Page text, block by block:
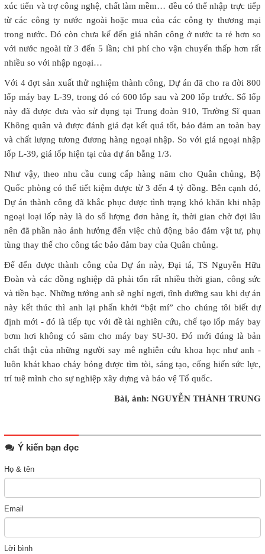
xúc tiến và trợ công nghệ, chất làm mềm… đều có thể nhập trực tiếp
từ các công ty nước ngoài hoặc mua của các công ty thương mại
trong nước. Đó còn chưa kể đến giá nhân công ở nước ta rẻ hơn so
với nước ngoài từ 3 đến 5 lần; chi phí cho vận chuyển thấp hơn rất
nhiều so với nhập ngoại…
Với 4 đợt sản xuất thử nghiệm thành công, Dự án đã cho ra đời 800
lốp máy bay L-39, trong đó có 600 lốp sau và 200 lốp trước. Số lốp
này đã được đưa vào sử dụng tại Trung đoàn 910, Trường Sĩ quan
Không quân và được đánh giá đạt kết quả tốt, bảo đảm an toàn bay
và chất lượng tương đương hàng ngoại nhập. So với giá ngoại nhập
lốp L-39, giá lốp hiện tại của dự án bằng 1/3.
Như vậy, theo nhu cầu cung cấp hàng năm cho Quân chủng, Bộ
Quốc phòng có thể tiết kiệm được từ 3 đến 4 tỷ đồng. Bên cạnh đó,
Dự án thành công đã khắc phục được tình trạng khó khăn khi nhập
ngoại loại lốp này là do số lượng đơn hàng ít, thời gian chờ đợi lâu
nên đã phần nào ảnh hưởng đến việc chủ động bảo đảm vật tư, phụ
tùng thay thế cho công tác bảo đảm bay của Quân chủng.
Để đến được thành công của Dự án này, Đại tá, TS Nguyễn Hữu
Đoàn và các đồng nghiệp đã phải tốn rất nhiều thời gian, công sức
và tiền bạc. Những tưởng anh sẽ nghỉ ngơi, tĩnh dưỡng sau khi dự án
này kết thúc thì anh lại phấn khởi “bật mí” cho chúng tôi biết dự
định mới - đó là tiếp tục với đề tài nghiên cứu, chế tạo lốp máy bay
bơm hơi không có săm cho máy bay SU-30. Đó mới đúng là bản
chất thật của những người say mê nghiên cứu khoa học như anh -
luôn khát khao cháy bỏng được tìm tòi, sáng tạo, cống hiến sức lực,
trí tuệ mình cho sự nghiệp xây dựng và bảo vệ Tổ quốc.
Bài, ảnh: NGUYỄN THÀNH TRUNG
Ý kiến bạn đọc
Họ & tên
Email
Lời bình